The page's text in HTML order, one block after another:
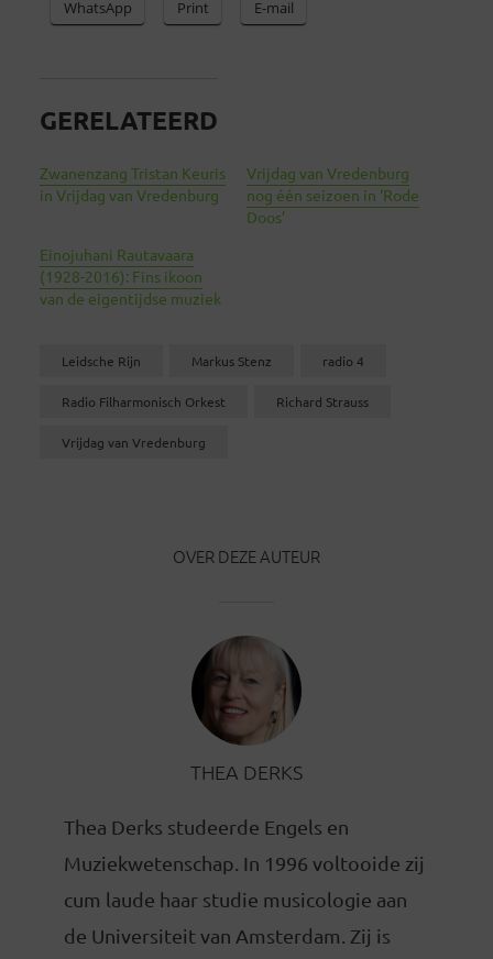
WhatsApp Print E-mail
GERELATEERD
Zwanenzang Tristan Keuris
in Vrijdag van Vredenburg
Vrijdag van Vredenburg
nog één seizoen in ‘Rode
Doos’
Einojuhani Rautavaara
(1928-2016): Fins ikoon
van de eigentijdse muziek
Leidsche Rijn Markus Stenz radio 4
Radio Filharmonisch Orkest Richard Strauss
Vrijdag van Vredenburg
OVER DEZE AUTEUR
THEA DERKS
Thea Derks studeerde Engels en
Muziekwetenschap. In 1996 voltooide zij
cum laude haar studie musicologie aan
de Universiteit van Amsterdam. Zij is